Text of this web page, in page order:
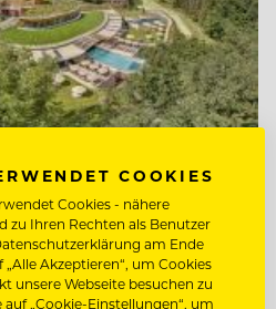
Resort
COOKIES
Cookies - nähere
zu Ihren Rechten als Benutzer
am Ende
„Alle Akzeptieren“, um Cookies
unsere Webseite besuchen zu
„Cookie-Einstellungen“, um